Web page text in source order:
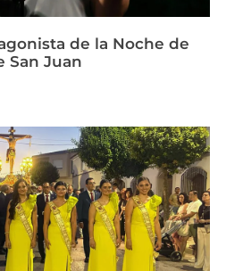
de la Noche de
San Juan